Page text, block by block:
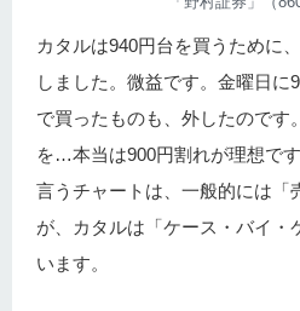
カタルは940円台を買うために
しました。微益です。金曜日
で買ったものも、外したのです
を…本当は900円割れが理想で
言うチャートは、一般的には「
が、カタルは「ケース・バイ・
います。